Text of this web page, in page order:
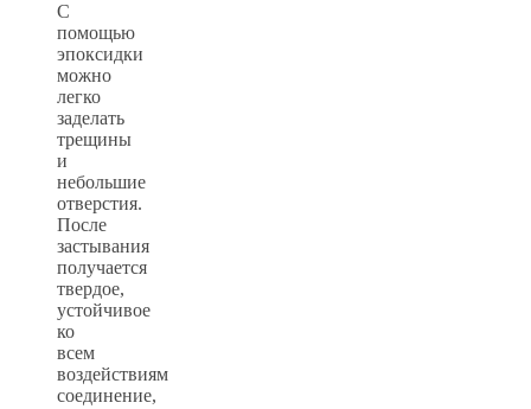
С
помощью
эпоксидки
можно
легко
заделать
трещины
и
небольшие
отверстия.
После
застывания
получается
твердое,
устойчивое
ко
всем
воздействиям
соединение,